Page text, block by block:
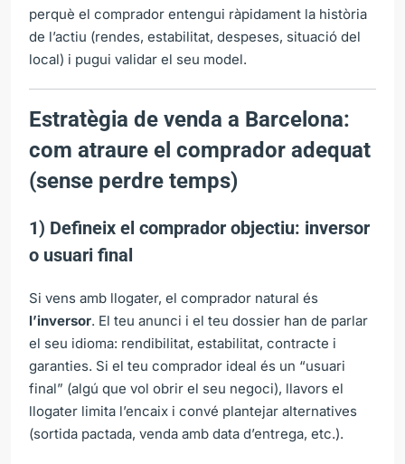
perquè el comprador entengui ràpidament la història
de l’actiu (rendes, estabilitat, despeses, situació del
local) i pugui validar el seu model.
Estratègia de venda a Barcelona:
com atraure el comprador adequat
(sense perdre temps)
1) Defineix el comprador objectiu: inversor
o usuari final
Si vens amb llogater, el comprador natural és
l’inversor. El teu anunci i el teu dossier han de parlar
el seu idioma: rendibilitat, estabilitat, contracte i
garanties. Si el teu comprador ideal és un “usuari
final” (algú que vol obrir el seu negoci), llavors el
llogater limita l’encaix i convé plantejar alternatives
(sortida pactada, venda amb data d’entrega, etc.).